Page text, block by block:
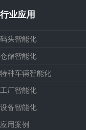
行业应用
码头智能化
仓储智能化
特种车辆智能化
工厂智能化
设备智能化
应用案例